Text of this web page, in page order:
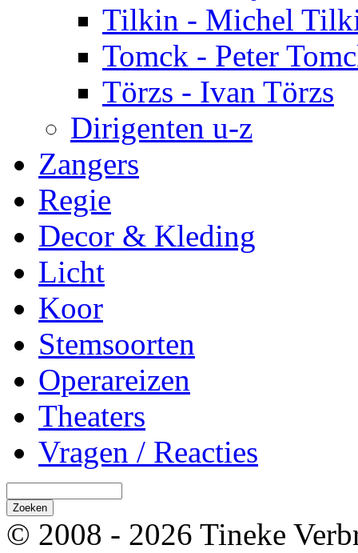
Tilkin - Michel
Tomck - Peter
Törzs - Ivan Törzs
Dirigenten u-z
Zangers
Regie
Decor & Kleding
Licht
Koor
Stemsoorten
Operareizen
Theaters
Vragen / Reacties
© 2008 - 2026 Tineke